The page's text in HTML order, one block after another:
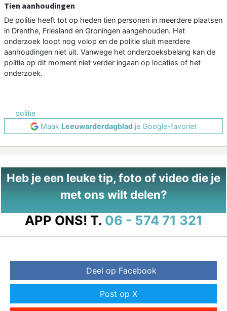
Tien aanhoudingen
De politie heeft tot op heden tien personen in meerdere plaatsen
in Drenthe, Friesland en Groningen aangehouden. Het
onderzoek loopt nog volop en de politie sluit meerdere
aanhoudingen niet uit. Vanwege het onderzoeksbelang kan de
politie op dit moment niet verder ingaan op locaties of het
onderzoek.
politie
Maak Leeuwarderdagblad je Google-favoriet
Heb je een leuke tip, foto of video die je
met ons wilt delen?
APP ONS! T. 06 - 574 71 321
Deel op Facebook
Post op X